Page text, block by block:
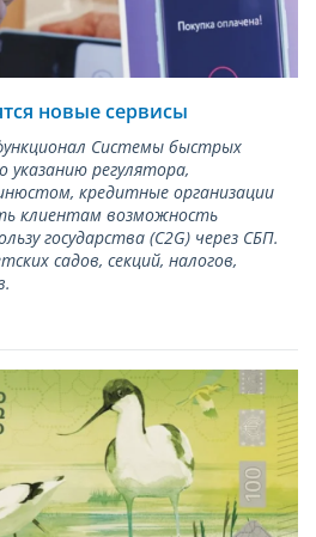
новые сервисы
Системы быстрых
указанию регулятора,
кредитные организации
клиентам возможность
государства (С2G) через СБП.
садов, секций, налогов,